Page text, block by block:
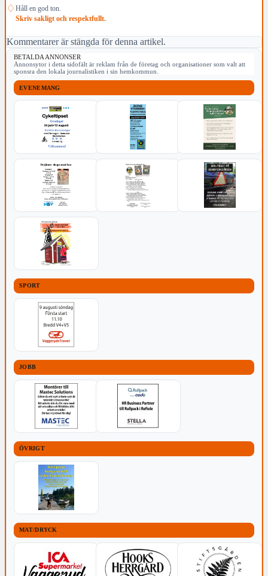
♢ Håll en god ton.
Skriv sakligt och respektfullt.
Kommentarer är stängda för denna artikel.
BETALDA ANNONSER
Annonsytor i detta sidofält är reklam från de företag och organisationer som valt att
sponsra den lokala journalistiken i sin hemkommun.
EVENEMANG
SPORT
JOBB
ÖVRIGT
MAT/DRYCK